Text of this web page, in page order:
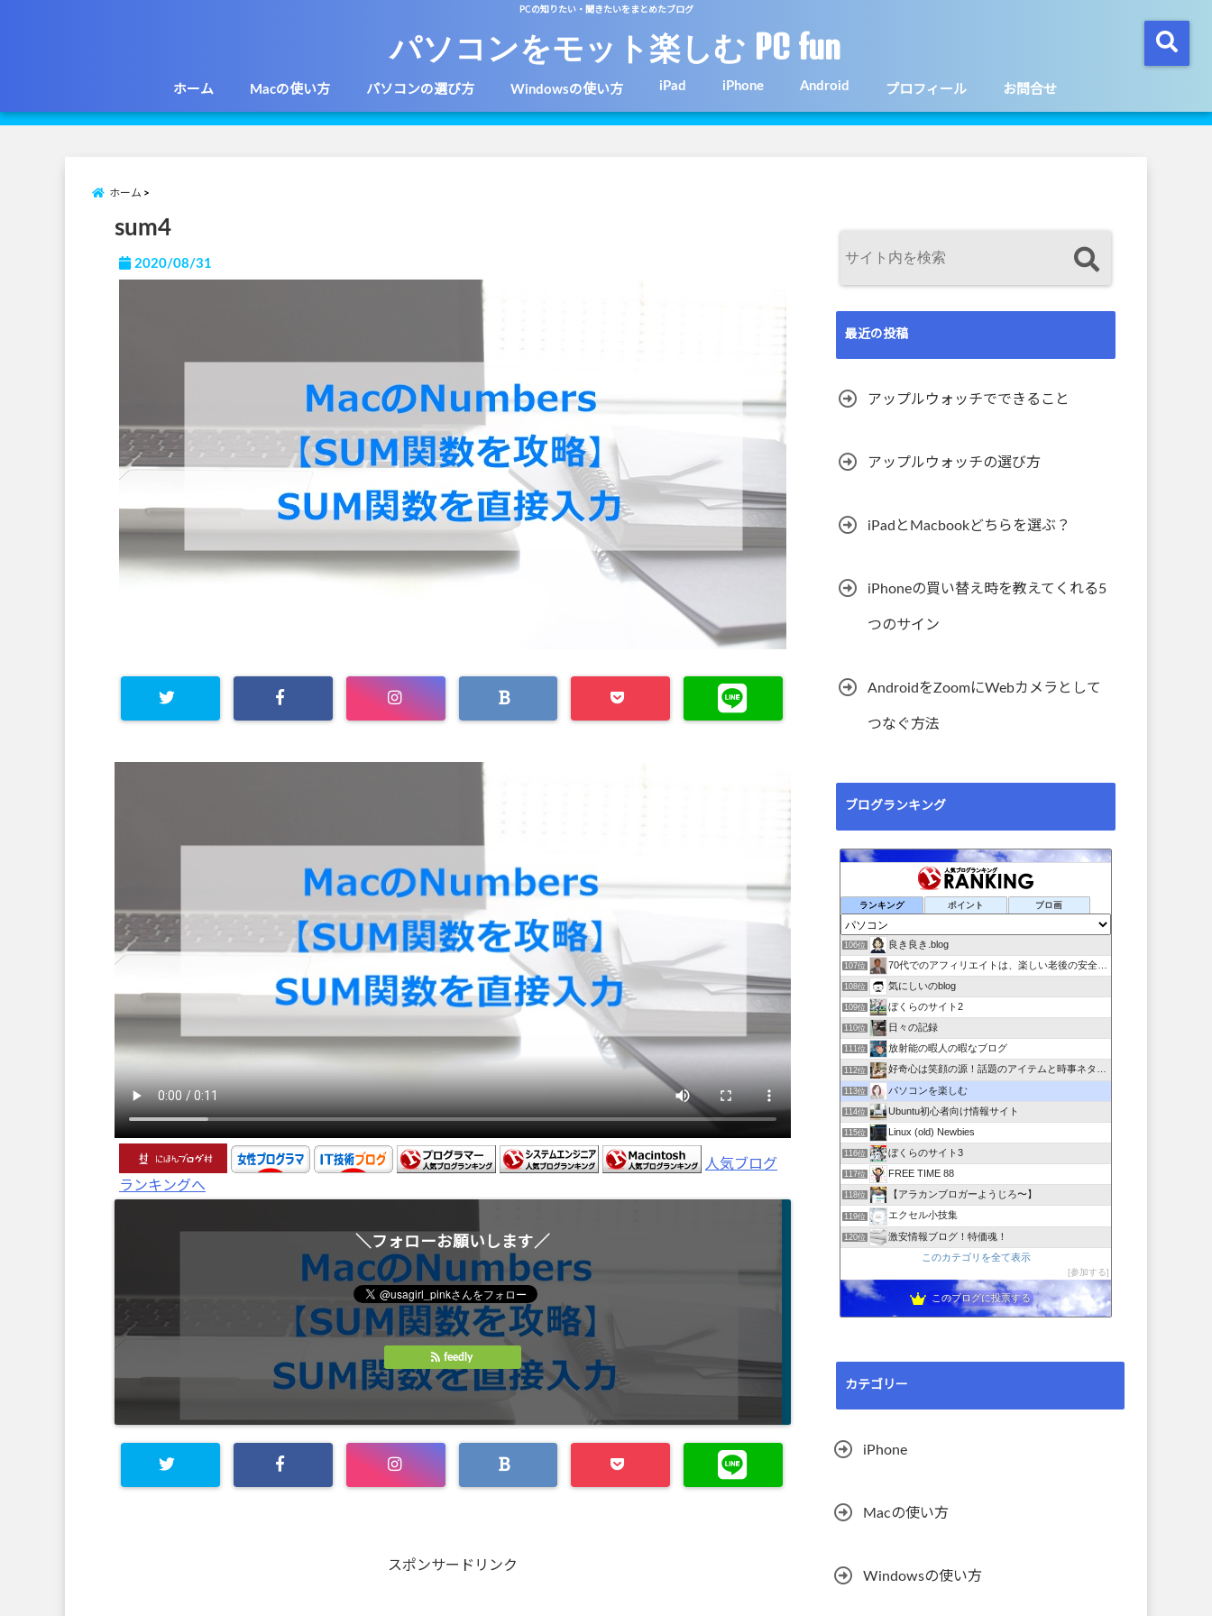
PCの知りたい・聞きたいをまとめたブログ
パソコンをモット楽しむ PC fun
ホーム Macの使い方 パソコンの選び方 Windowsの使い方 iPad iPhone Android プロフィール お問合せ
ホーム
sum4
2020/08/31
人気ブログ
ランキングへ
＼フォローお願いします／
feedly
スポンサードリンク
最近の投稿
アップルウォッチでできること
アップルウォッチの選び方
iPadとMacbookどちらを選ぶ？
iPhoneの買い替え時を教えてくれる5
つのサイン
AndroidをZoomにWebカメラとして
つなぐ方法
ブログランキング
ランキング ポイント ブロ画
106位 良き良き.blog
107位 70代でのアフィリエイトは、楽しい老後の安全保障！!
108位 気にしいのblog
109位 ぼくらのサイト2
110位 日々の記録
111位 放射能の暇人の暇なブログ
112位 好奇心は笑顔の源！話題のアイテムと時事ネタ日記
113位 パソコンを楽しむ
114位 Ubuntu初心者向け情報サイト
115位 Linux (old) Newbies
116位 ぼくらのサイト3
117位 FREE TIME 88
118位 【アラカンブロガーようじろ〜】
119位 エクセル小技集
120位
激安情報ブログ！特価魂！
このカテゴリを全て表示
参加する
このブログに投票する
カテゴリー
iPhone
Macの使い方
Windowsの使い方